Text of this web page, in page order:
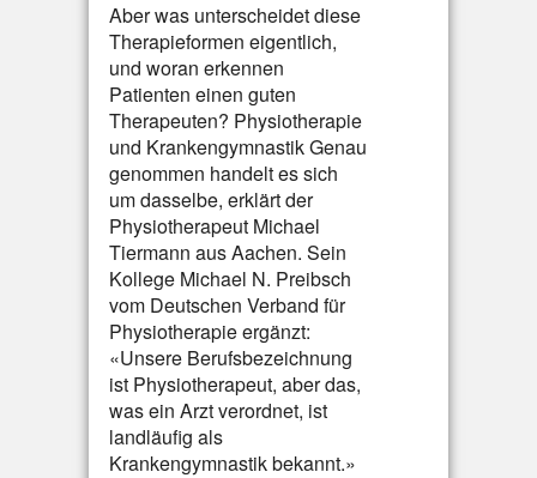
Aber was unterscheidet diese
Therapieformen eigentlich,
und woran erkennen
Patienten einen guten
Therapeuten? Physiotherapie
und Krankengymnastik Genau
genommen handelt es sich
um dasselbe, erklärt der
Physiotherapeut Michael
Tiermann aus Aachen. Sein
Kollege Michael N. Preibsch
vom Deutschen Verband für
Physiotherapie ergänzt:
«Unsere Berufsbezeichnung
ist Physiotherapeut, aber das,
was ein Arzt verordnet, ist
landläufig als
Krankengymnastik bekannt.»